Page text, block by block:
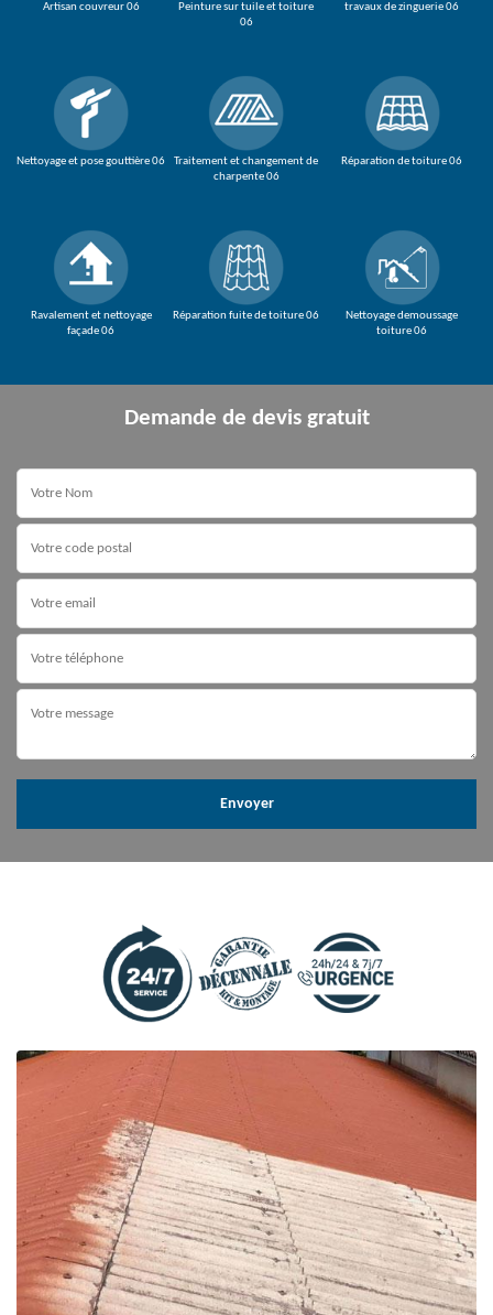
Artisan couvreur 06
Nettoyage et pose gouttière 06
Ravalement et nettoyage
façade 06
Peinture sur tuile et toiture
06
Traitement et changement de
charpente 06
Réparation fuite de toiture 06
travaux de zinguerie 06
Réparation de toiture 06
Nettoyage demoussage
toiture 06
Demande de devis gratuit